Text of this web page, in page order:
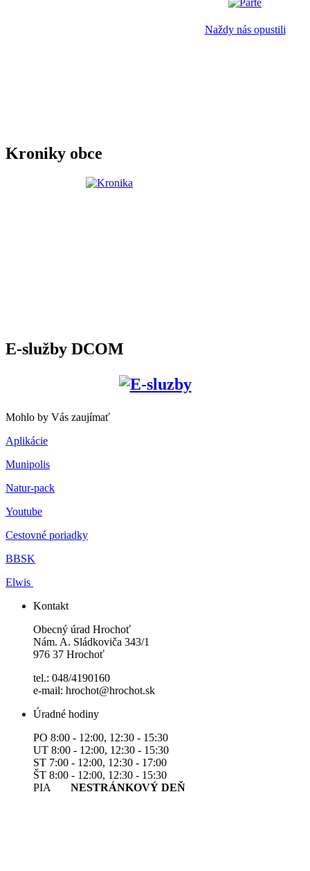
Naždy nás opustili
Kroniky obce
E-služby DCOM
Mohlo by Vás zaujímať
Aplikácie
Munipolis
Natur-pack
Youtube
Cestovné poriadky
BBSK
Elwis
Kontakt
Obecný úrad Hrochoť
Nám. A. Sládkoviča 343/1
976 37 Hrochoť
tel.: 048/4190160
e-mail: hrochot@hrochot.sk
Úradné hodiny
PO 8:00 - 12:00, 12:30 - 15:30
UT 8:00 - 12:00, 12:30 - 15:30
ST 7:00 - 12:00, 12:30 - 17:00
ŠT 8:00 - 12:00, 12:30 - 15:30
PIA NESTRÁNKOVÝ DEŇ